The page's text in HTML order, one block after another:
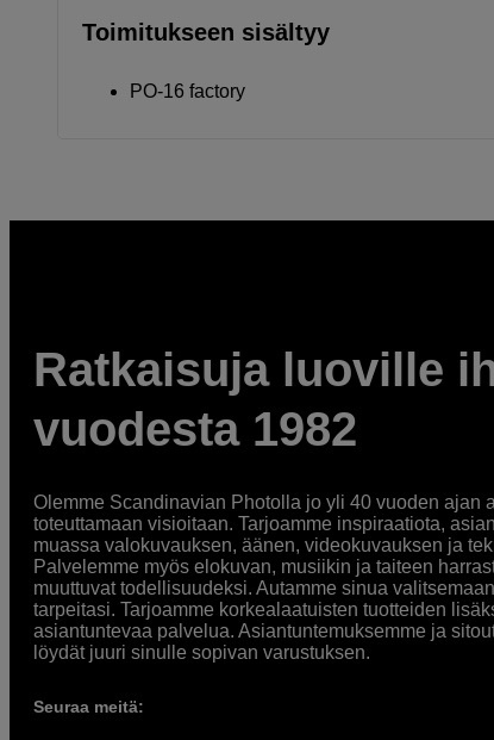
Toimitukseen sisältyy
PO-16 factory
Ratkaisuja luoville
vuodesta 1982
Olemme Scandinavian Photolla jo yli 40 vuoden ajan
toteuttamaan visioitaan. Tarjoamme inspiraatiota,
muassa valokuvauksen, äänen, videokuvauksen ja
Palvelemme myös elokuvan, musiikin ja taiteen
muuttuvat todellisuudeksi. Autamme sinua
tarpeitasi. Tarjoamme korkealaatuisten tuotteiden
asiantuntevaa palvelua. Asiantuntemuksemme ja
löydät juuri sinulle sopivan varustuksen.
Seuraa meitä: